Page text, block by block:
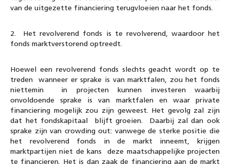
van de uitgezette financiering terugvloeien naar het fonds.
2. Het revolverend fonds is te revolverend, waardoor het
fonds marktverstorend optreedt.
Hoewel een revolverend fonds slechts geacht wordt op te
treden wanneer er sprake is van marktfalen, zou het fonds
niettemin in projecten kunnen investeren waarbij
onvoldoende sprake is van marktfalen en waar private
financiering mogelijk zou zijn geweest. Het gevolg zal zijn
dat het fondskapitaal blijft groeien. Daarbij zal dan ook
sprake zijn van crowding out: vanwege de sterke positie die
het revolverend fonds in de markt inneemt, krijgen
marktpartijen niet de kans deze maatschappelijke projecten
te financieren. Het is dan zaak de financiering aan de markt